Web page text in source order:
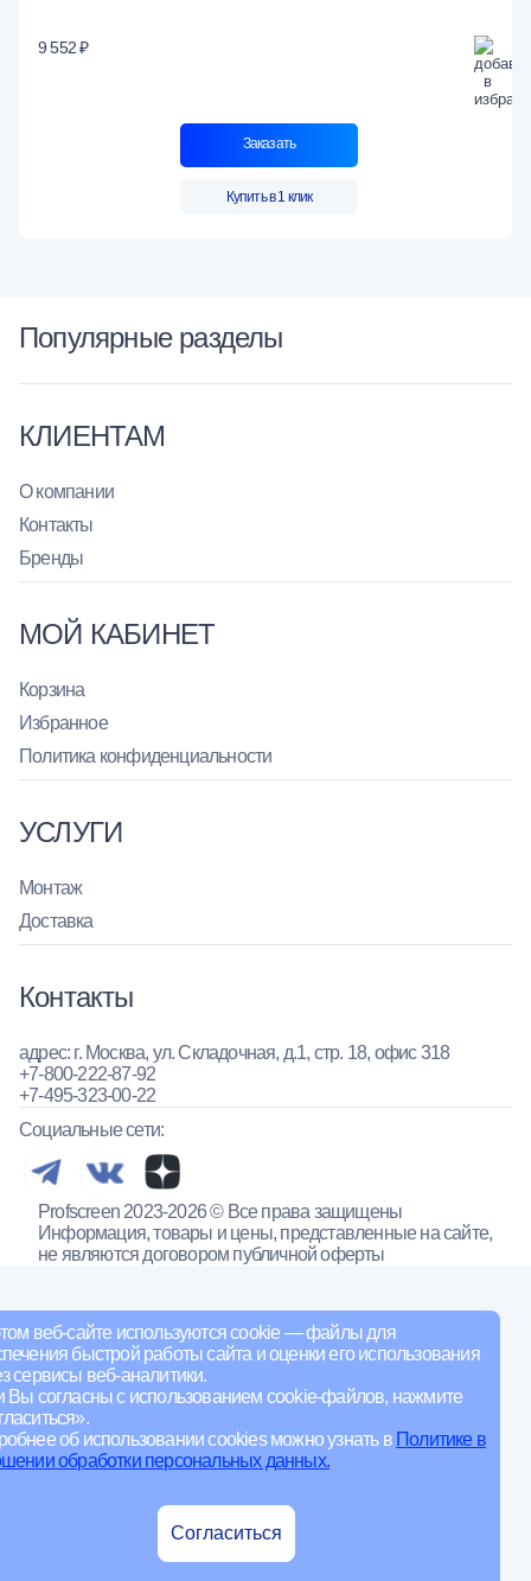
веб-сайте используются cookie — файлы для
быстрой работы сайта и оценки его использования
сервисы веб-аналитики.
Вы согласны с использованием cookie-файлов, нажмите
об использовании cookies можно узнать в Политике в
обработки персональных данных.
Согласиться
9 552 ₽
Заказать
Купить в 1 клик
Популярные разделы
КЛИЕНТАМ
О компании
Контакты
Бренды
МОЙ КАБИНЕТ
Корзина
Избранное
Политика конфиденциальности
УСЛУГИ
Монтаж
Доставка
Контакты
адрес: г. Москва, ул. Складочная, д.1, стр. 18, офис 318
+7-800-222-87-92
+7-495-323-00-22
Социальные сети:
Profscreen 2023-2026 © Все права защищены
Информация, товары и цены, представленные на сайте,
не являются договором публичной оферты